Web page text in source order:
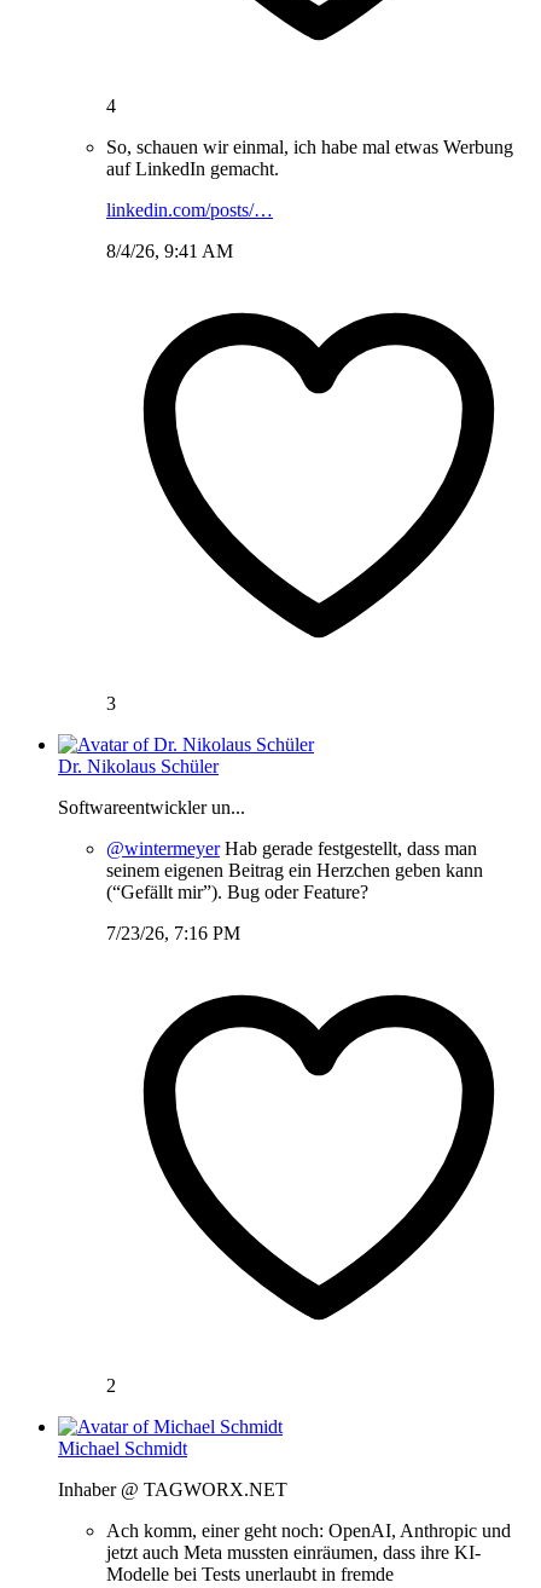
4
So, schauen wir einmal, ich habe mal etwas Werbung
auf LinkedIn gemacht.
linkedin.com/posts/…
8/4/26, 9:41 AM
3
Dr. Nikolaus Schüler
Softwareentwickler un...
@wintermeyerHab gerade festgestellt, dass man
seinem eigenen Beitrag ein Herzchen geben kann
(“Gefällt mir”). Bug oder Feature?
7/23/26, 7:16 PM
2
Michael Schmidt
Inhaber @ TAGWORX.NET
Ach komm, einer geht noch: OpenAI, Anthropic und
jetzt auch Meta mussten einräumen, dass ihre KI-
Modelle bei Tests unerlaubt in fremde